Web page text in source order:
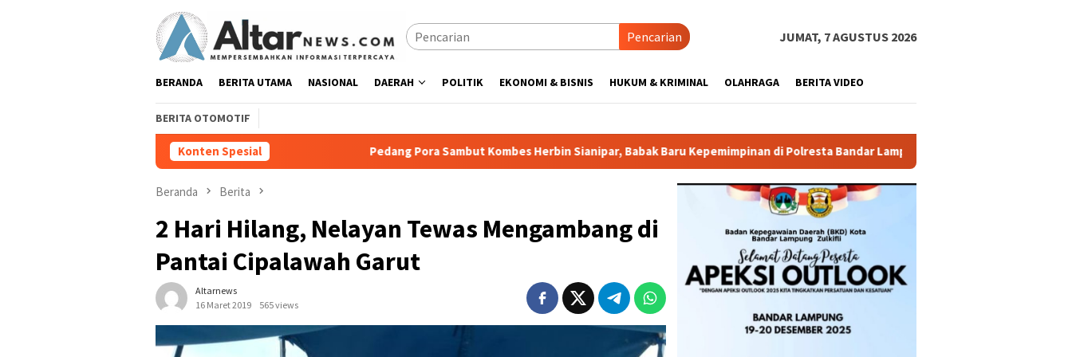
Pencarian JUMAT, 7 AGUSTUS 2026
BERANDA BERITA UTAMA NASIONAL DAERAH POLITIK EKONOMI & BISNIS HUKUM & KRIMINAL OLAHRAGA BERITA VIDEO
BERITA OTOMOTIF
Konten SpesialPedang Pora Sambut Kombes Herbin Sianipar, Babak Baru Kepemimpinan di Polresta Bandar Lampung Pemprov Lampung Buka PJJ SMA
Beranda Berita
2 Hari Hilang, Nelayan Tewas Mengambang di
Pantai Cipalawah Garut
Altarnews
16 Maret 2019
565 views